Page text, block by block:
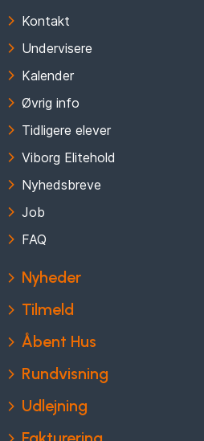
Kontakt
Undervisere
Kalender
Øvrig info
Tidligere elever
Viborg Elitehold
Nyhedsbreve
Job
FAQ
Nyheder
Tilmeld
Åbent Hus
Rundvisning
Udlejning